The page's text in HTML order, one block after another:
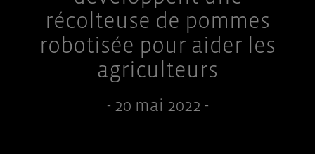
récolteuse de pommes
robotisée pour aider les
agriculteurs
- 20 mai 2022 -